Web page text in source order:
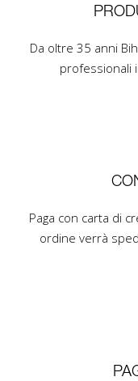
Da oltre 35 anni
professionali
Paga con carta di
ordine verrà